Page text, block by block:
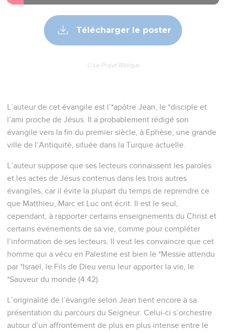
Télécharger le poster
© Le Projet Biblique
L’auteur de cet évangile est l’*apôtre Jean, le *disciple et
l’ami proche de Jésus. Il a probablement rédigé son
évangile vers la fin du premier siècle, à Ephèse, une grande
ville de l’Antiquité, située dans la Turquie actuelle.
L’auteur suppose que ses lecteurs connaissent les paroles
et les actes de Jésus contenus dans les trois autres
évangiles, car il évite la plupart du temps de reprendre ce
que Matthieu, Marc et Luc ont écrit. Il est le seul,
cependant, à rapporter certains enseignements du Christ et
certains événements de sa vie, comme pour compléter
l’information de ses lecteurs. Il veut les convaincre que cet
homme qui a vécu en Palestine est bien le *Messie attendu
par *Israël, le Fils de Dieu venu leur apporter la vie, le
*Sauveur du monde (4.42).
L’originalité de l’évangile selon Jean tient encore à sa
présentation du parcours du Seigneur. Celui-ci s’orchestre
autour d’un affrontement de plus en plus intense entre le